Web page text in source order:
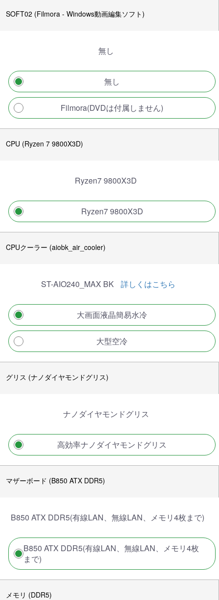
SOFT02 (Filmora - Windows動画編集ソフト)
無し
無し
Filmora(DVDは付属しません)
CPU (Ryzen 7 9800X3D)
Ryzen7 9800X3D
Ryzen7 9800X3D
CPUクーラー (aiobk_air_cooler)
ST-AIO240_MAX BK 詳しくはこちら
大画面液晶簡易水冷
大型空冷
グリス (ナノダイヤモンドグリス)
ナノダイヤモンドグリス
高効率ナノダイヤモンドグリス
マザーボード (B850 ATX DDR5)
B850 ATX DDR5(有線LAN、無線LAN、メモリ4枚まで)
B850 ATX DDR5(有線LAN、無線LAN、メモリ4枚
まで)
メモリ (DDR5)